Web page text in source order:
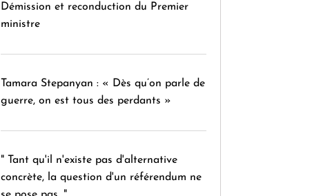
Démission et reconduction du Premier
ministre
Tamara Stepanyan : « Dès qu’on parle de
guerre, on est tous des perdants »
" Tant qu'il n'existe pas d'alternative
concrète, la question d'un référendum ne